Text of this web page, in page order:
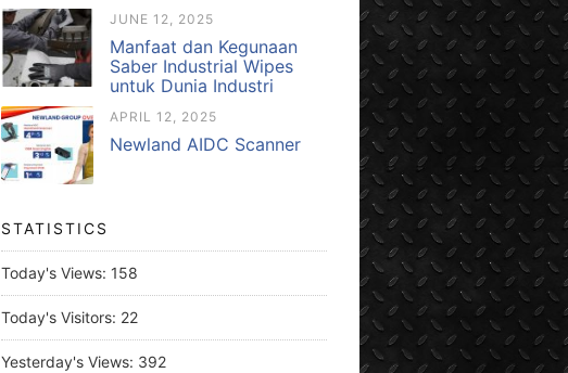
JUNE 12, 2025
Manfaat dan Kegunaan
Saber Industrial Wipes
untuk Dunia Industri
APRIL 12, 2025
Newland AIDC Scanner
STATISTICS
Today's Views: 158
Today's Visitors: 22
Yesterday's Views: 392